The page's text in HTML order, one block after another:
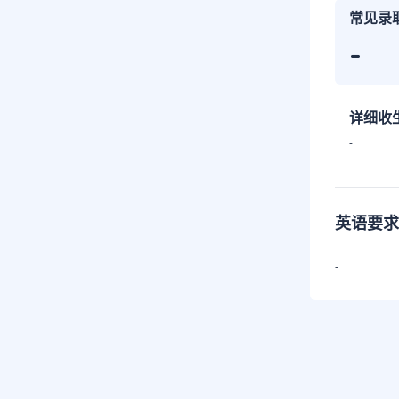
常见录
-
详细收
-
英语要求
-